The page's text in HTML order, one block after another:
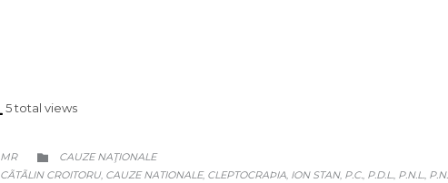
5 total views
MR  CATEGORY
CAUZE NAŢIONALE
CATEGORY
CÃTÃLIN CROITORU, CAUZE NATIONALE, CLEPTOCRAÞIA, ION STAN, P.C., P.D.L., P.N.L.,